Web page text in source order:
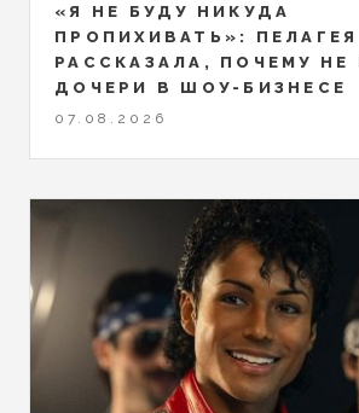
«Я НЕ БУДУ НИКУДА
ПРОПИХИВАТЬ»: ПЕЛАГЕЯ
РАССКАЗАЛА, ПОЧЕМУ
ДОЧЕРИ В ШОУ-БИЗНЕСЕ
07.08.2026